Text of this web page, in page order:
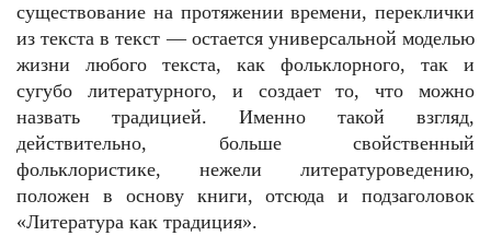
существование на протяжении времени, переклички
из текста в текст — остается универсальной моделью
жизни любого текста, как фольклорного, так и
сугубо литературного, и создает то, что можно
назвать традицией. Именно такой взгляд,
действительно, больше свойственный
фольклористике, нежели литературоведению,
положен в основу книги, отсюда и подзаголовок
«Литература как традиция».